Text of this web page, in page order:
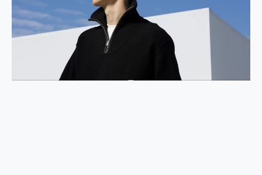
人像旗艦 vivo V30 系列 開箱 評測! 首搭蔡司光學鏡頭、攝影棚級柔光環、拍攝功能最好玩的美拍神機 vivo V30 Pro
ASUS Pad 全面應援 Me Time，加碼愛奇藝黃金雙周卡體驗，專案價最低 NT$0 起